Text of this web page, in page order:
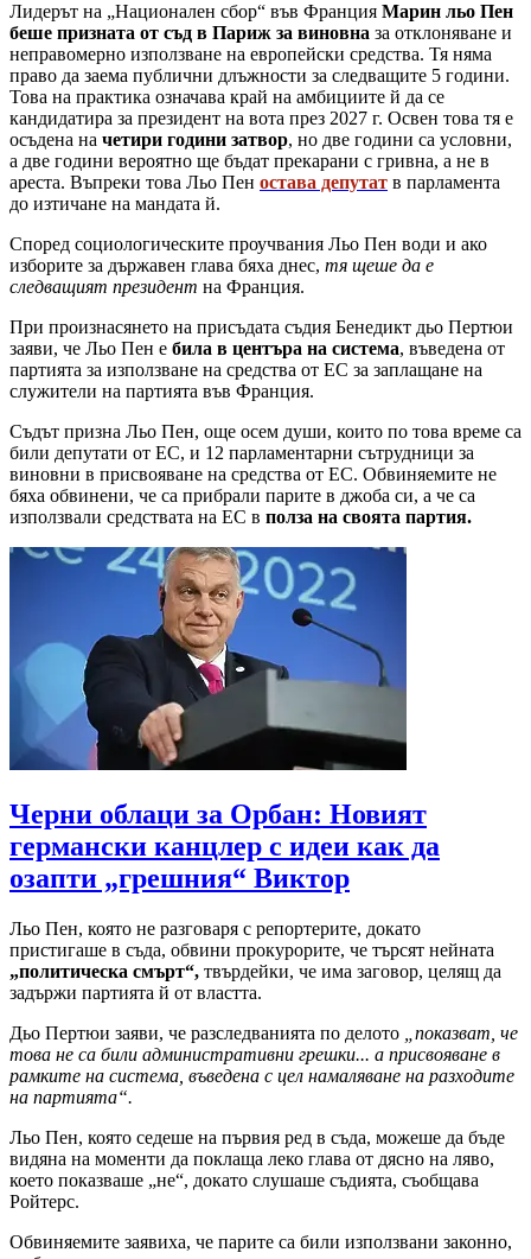
Лидерът на „Национален сбор“ във Франция Марин льо Пен
беше призната от съд в Париж за виновна за отклоняване и
неправомерно използване на европейски средства. Тя няма
право да заема публични длъжности за следващите 5 години.
Това на практика означава край на амбициите й да се
кандидатира за президент на вота през 2027 г. Освен това тя е
осъдена на четири години затвор, но две години са условни,
а две години вероятно ще бъдат прекарани с гривна, а не в
ареста. Въпреки това Льо Пен остава депутат в парламента
до изтичане на мандата й.
Според социологическите проучвания Льо Пен води и ако
изборите за държавен глава бяха днес, тя щеше да е
следващият президент на Франция.
При произнасянето на присъдата съдия Бенедикт дьо Пертюи
заяви, че Льо Пен е била в центъра на система, въведена от
партията за използване на средства от ЕС за заплащане на
служители на партията във Франция.
Съдът призна Льо Пен, още осем души, които по това време са
били депутати от ЕС, и 12 парламентарни сътрудници за
виновни в присвояване на средства от ЕС. Обвиняемите не
бяха обвинени, че са прибрали парите в джоба си, а че са
използвали средствата на ЕС в полза на своята партия.
Черни облаци за Орбан: Новият
германски канцлер с идеи как да
озапти „грешния“ Виктор
Льо Пен, която не разговаря с репортерите, докато
пристигаше в съда, обвини прокурорите, че търсят нейната
„политическа смърт“, твърдейки, че има заговор, целящ да
задържи партията й от властта.
Дьо Пертюи заяви, че разследванията по делото „показват, че
това не са били административни грешки... а присвояване в
рамките на система, въведена с цел намаляване на разходите
на партията“.
Льо Пен, която седеше на първия ред в съда, можеше да бъде
видяна на моменти да поклаща леко глава от дясно на ляво,
което показваше „не“, докато слушаше съдията, съобщава
Ройтерс.
Обвиняемите заявиха, че парите са били използвани законно,